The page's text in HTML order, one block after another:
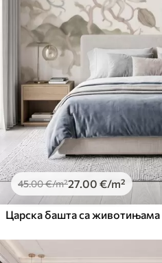
45.00€/m²27.00 €/m²